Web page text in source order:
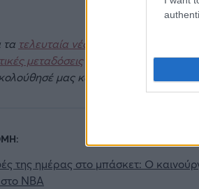
τα τελευταία νέα
μεταδόσειςτης ημέρας και της
μας και στο
Google News
της ημέρας στο μπάσκετ: Ο
στο NBA